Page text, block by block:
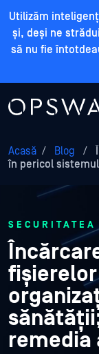
Utilizăm
și, deși ne
să nu fie
Acasă / Blog /
în pericol